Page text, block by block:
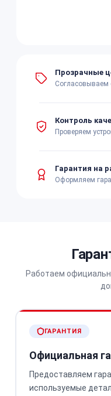
Прозрачные
Согласовываем
Контроль
Проверяем
Гарантия на
Оформляем
Работаем
ГАРАНТИЯ
Официальная
Предоставляем
используемые